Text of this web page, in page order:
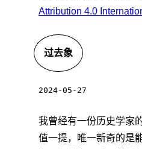
Attribution 4.0
过去象
2024-05-27
我曾经有一份历史学家
值一提，唯一新奇的是